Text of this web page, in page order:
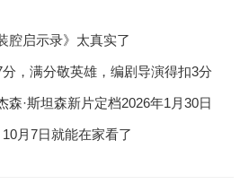
腔启示录》太真实了
，满分敬英雄，编剧导演得扣3分
森·斯坦森新片定档2026年1月30日
月7日就能在家看了